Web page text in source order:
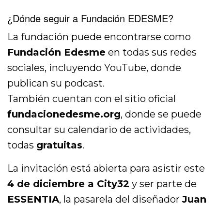
¿Dónde seguir a Fundación EDESME?
La fundación puede encontrarse como
Fundación Edesme en todas sus redes
sociales, incluyendo YouTube, donde
publican su podcast.
También cuentan con el sitio oficial
fundacionedesme.org, donde se puede
consultar su calendario de actividades,
todas gratuitas.
La invitación está abierta para asistir este
4 de diciembre a City32 y ser parte de
ESSENTIA, la pasarela del diseñadorJuan